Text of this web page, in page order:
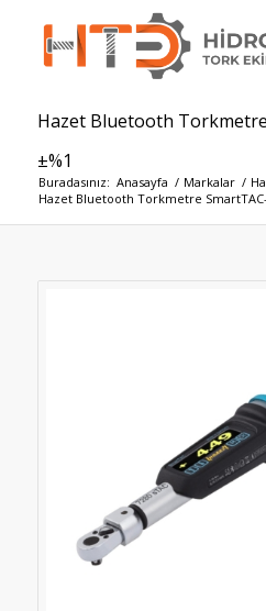
Hazet Bluetooth
±%1
Buradasınız: Anasayfa / Markalar /
Hazet Bluetooth Torkmetre